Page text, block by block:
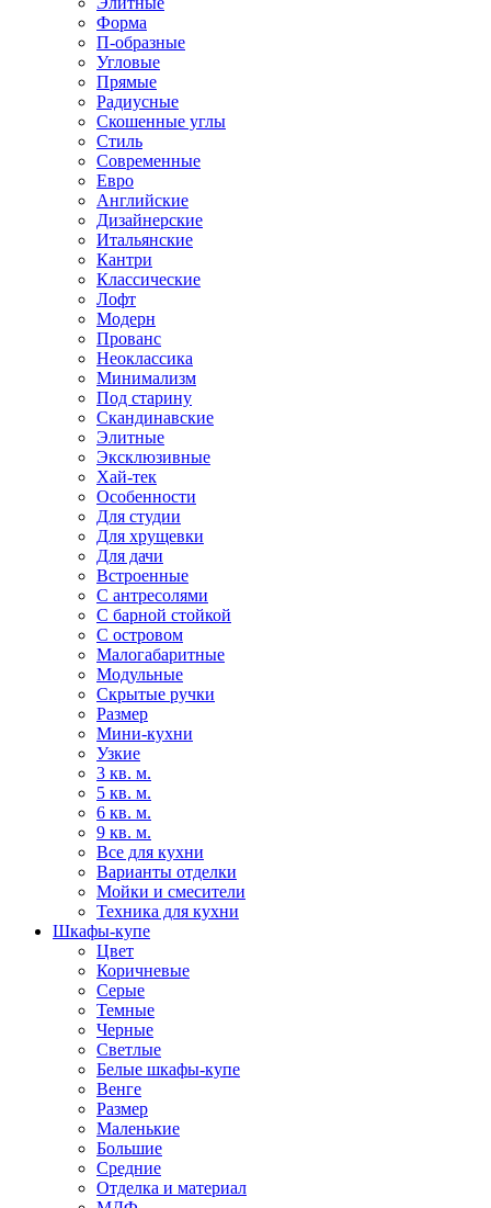
Форма
П-образные
Угловые
Прямые
Радиусные
Скошенные углы
Стиль
Современные
Евро
Английские
Дизайнерские
Итальянские
Кантри
Классические
Лофт
Модерн
Прованс
Неоклассика
Минимализм
Под старину
Скандинавские
Элитные
Эксклюзивные
Хай-тек
Особенности
Для студии
Для хрущевки
Для дачи
Встроенные
С антресолями
С барной стойкой
С островом
Малогабаритные
Модульные
Скрытые ручки
Размер
Мини-кухни
Узкие
3 кв. м.
5 кв. м.
6 кв. м.
9 кв. м.
Все для кухни
Варианты отделки
Мойки и смесители
Техника для кухни
Шкафы-купе
Цвет
Коричневые
Серые
Темные
Черные
Светлые
Белые шкафы-купе
Венге
Размер
Маленькие
Большие
Средние
Отделка и материал